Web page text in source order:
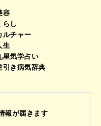
容
らし
ルチャー
生
星気学占い
引き病気辞典
報が届きます